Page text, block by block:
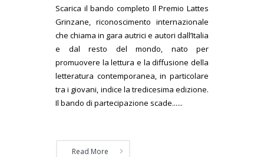
Scarica il bando completo Il Premio Lattes
Grinzane, riconoscimento internazionale
che chiama in gara autrici e autori dall’Italia
e dal resto del mondo, nato per
promuovere la lettura e la diffusione della
letteratura contemporanea, in particolare
tra i giovani, indice la tredicesima edizione.
Il bando di partecipazione scade......
Read More